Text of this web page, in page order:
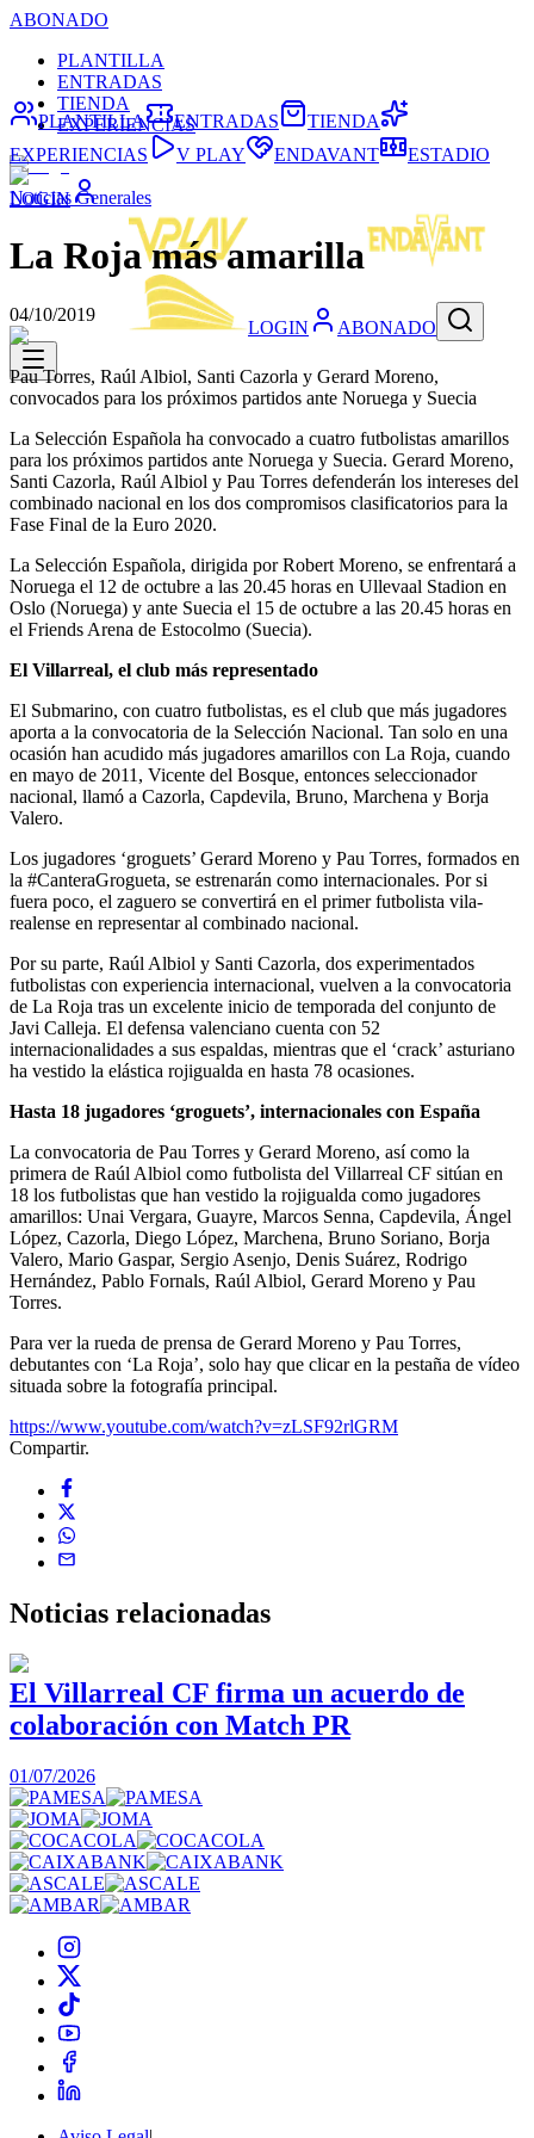
ABONADO
PLANTILLA
ENTRADAS
TIENDA
EXPERIENCIAS
LOGIN
LOGIN ABONADO
PLANTILLA ENTRADAS
TIENDA
EXPERIENCIAS
V PLAY ENDAVANT ESTADIO
Noticias Generales
La Roja más amarilla
04/10/2019
Pau Torres, Raúl Albiol, Santi Cazorla y Gerard Moreno,
convocados para los próximos partidos ante Noruega y Suecia
La Selección Española ha convocado a cuatro futbolistas amarillos
para los próximos partidos ante Noruega y Suecia. Gerard Moreno,
Santi Cazorla, Raúl Albiol y Pau Torres defenderán los intereses del
combinado nacional en los dos compromisos clasificatorios para la
Fase Final de la Euro 2020.
La Selección Española, dirigida por Robert Moreno, se enfrentará a
Noruega el 12 de octubre a las 20.45 horas en Ullevaal Stadion en
Oslo (Noruega) y ante Suecia el 15 de octubre a las 20.45 horas en
el Friends Arena de Estocolmo (Suecia).
El Villarreal, el club más representado
El Submarino, con cuatro futbolistas, es el club que más jugadores
aporta a la convocatoria de la Selección Nacional. Tan solo en una
ocasión han acudido más jugadores amarillos con La Roja, cuando
en mayo de 2011, Vicente del Bosque, entonces seleccionador
nacional, llamó a Cazorla, Capdevila, Bruno, Marchena y Borja
Valero.
Los jugadores ‘groguets’ Gerard Moreno y Pau Torres, formados en
la #CanteraGrogueta, se estrenarán como internacionales. Por si
fuera poco, el zaguero se convertirá en el primer futbolista vila-
realense en representar al combinado nacional.
Por su parte, Raúl Albiol y Santi Cazorla, dos experimentados
futbolistas con experiencia internacional, vuelven a la convocatoria
de La Roja tras un excelente inicio de temporada del conjunto de
Javi Calleja. El defensa valenciano cuenta con 52
internacionalidades a sus espaldas, mientras que el ‘crack’ asturiano
ha vestido la elástica rojigualda en hasta 78 ocasiones.
Hasta 18 jugadores ‘groguets’, internacionales con España
La convocatoria de Pau Torres y Gerard Moreno, así como la
primera de Raúl Albiol como futbolista del Villarreal CF sitúan en
18 los futbolistas que han vestido la rojigualda como jugadores
amarillos: Unai Vergara, Guayre, Marcos Senna, Capdevila, Ángel
López, Cazorla, Diego López, Marchena, Bruno Soriano, Borja
Valero, Mario Gaspar, Sergio Asenjo, Denis Suárez, Rodrigo
Hernández, Pablo Fornals, Raúl Albiol, Gerard Moreno y Pau
Torres.
Para ver la rueda de prensa de Gerard Moreno y Pau Torres,
debutantes con ‘La Roja’, solo hay que clicar en la pestaña de vídeo
situada sobre la fotografía principal.
https://www.youtube.com/watch?v=zLSF92rlGRM
Compartir.
Noticias relacionadas
El Villarreal CF firma un acuerdo de
colaboración con Match PR
01/07/2026